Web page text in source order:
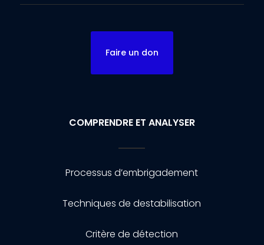
Faire un don
COMPRENDRE ET ANALYSER
Processus d’embrigadement
Techniques de destabilisation
Critère de détection